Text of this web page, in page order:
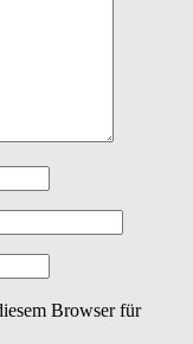
Browser für